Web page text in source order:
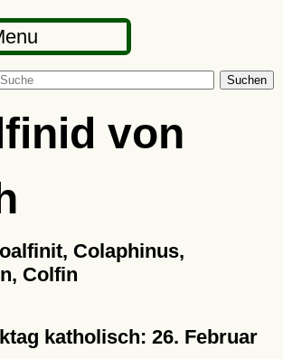
Suchen
von
Colaphinus,
Colfin
katholisch: 26. Februar